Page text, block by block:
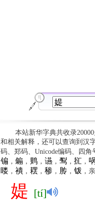
本站新华字典共收录
和相关解释，还可以查询到汉
码、郑码、Unicode编码、四
䦂 ， 䥇 ， 䴗， 䜩， 䴕， 㧟 ，
䁖， 䙡， 䎬 ， 䅟， 䏝， 䥽，
媞 [tí]